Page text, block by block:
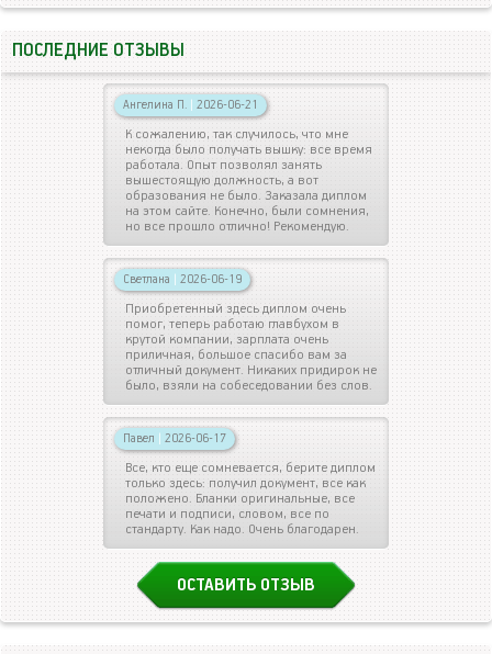
ПОСЛЕДНИЕ ОТЗЫВЫ
Ангелина П. | 2026-06-21
К сожалению, так случилось, что мне
некогда было получать вышку: все время
работала. Опыт позволял занять
вышестоящую должность, а вот
образования не было. Заказала диплом
на этом сайте. Конечно, были сомнения,
но все прошло отлично! Рекомендую.
Светлана | 2026-06-19
Приобретенный здесь диплом очень
помог, теперь работаю главбухом в
крутой компании, зарплата очень
приличная, большое спасибо вам за
отличный документ. Никаких придирок не
было, взяли на собеседовании без слов.
Павел | 2026-06-17
Все, кто еще сомневается, берите диплом
только здесь: получил документ, все как
положено. Бланки оригинальные, все
печати и подписи, словом, все по
стандарту. Как надо. Очень благодарен.
ОСТАВИТЬ ОТЗЫВ